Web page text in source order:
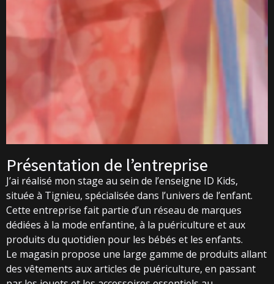
À propos de moi
Mes projets
Contact
Présentation de l’entreprise
J’ai réalisé mon stage au sein de l’enseigne ID Kids,
située à Tignieu, spécialisée dans l’univers de l’enfant.
Cette entreprise fait partie d’un réseau de marques
dédiées à la mode enfantine, à la puériculture et aux
produits du quotidien pour les bébés et les enfants.
Le magasin propose une large gamme de produits allant
des vêtements aux articles de puériculture, en passant